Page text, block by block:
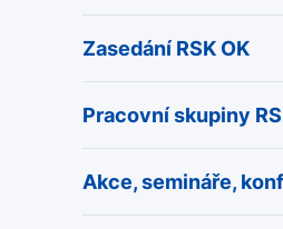
Zasedání RSK OK
Pracovní skupiny
Akce, semináře,